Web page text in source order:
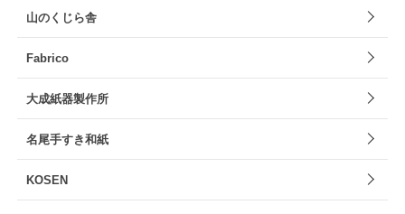
山のくじら舎
Fabrico
大成紙器製作所
名尾手すき和紙
KOSEN